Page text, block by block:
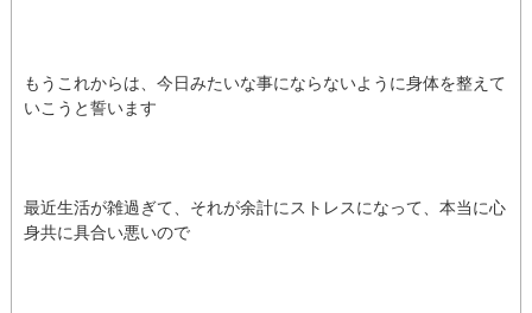
もうこれからは、今日みたいな事にならないように身体を整えて
いこうと誓います
最近生活が雑過ぎて、それが余計にストレスになって、本当に心
身共に具合い悪いので